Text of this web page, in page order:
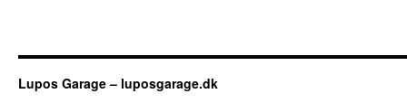
Lupos Garage – luposgarage.dk